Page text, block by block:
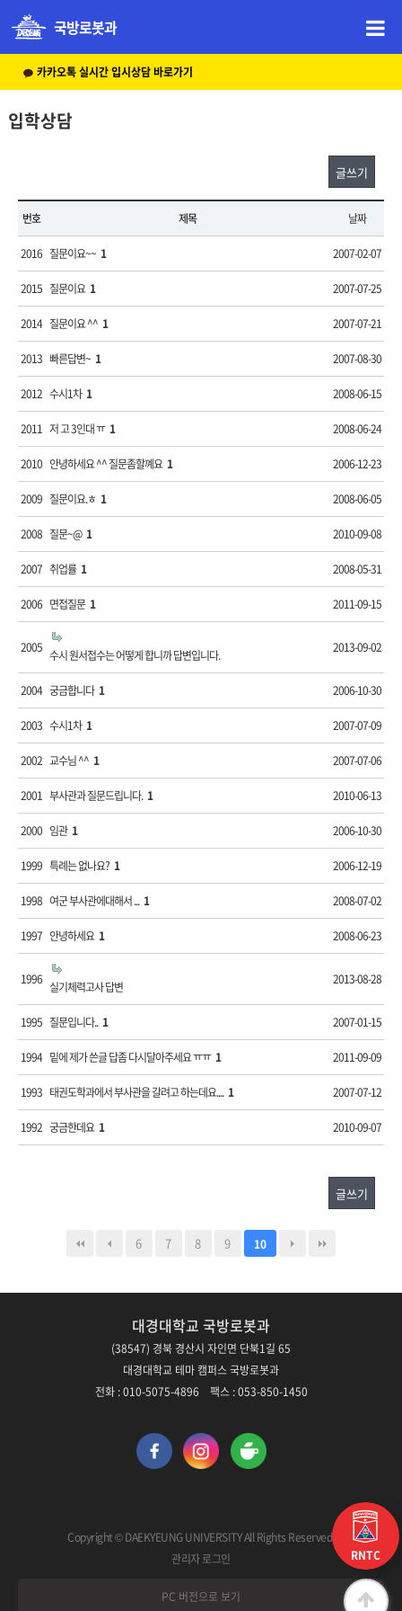
RNTC
국방로봇과
카카오톡 실시간 입시상담 바로가기
입학상담
글쓰기
번호 제목 날짜
2016 질문이요~~ 1 2007-02-07
2015 질문이요 1 2007-07-25
2014 질문이요 ^^ 1 2007-07-21
2013 빠른답변~ 1 2007-08-30
2012 수시1차 1 2008-06-15
2011 저 고 3인대 ㅠ 1 2008-06-24
2010 안녕하세요 ^^ 질문좀할꼐요 1 2006-12-23
2009 질문이요.ㅎ 1 2008-06-05
2008 질문~@ 1 2010-09-08
2007 취업률 1 2008-05-31
2006 면접질문 1 2011-09-15
2005 수시 원서접수는 어떻게 합니까 답변입니다. 2013-09-02
2004 궁금합니다 1 2006-10-30
2003 수시1차 1 2007-07-09
2002 교수님 ^^ 1 2007-07-06
2001 부사관과 질문드립니다. 1 2010-06-13
2000 임관 1 2006-10-30
1999 특례는 없나요? 1 2006-12-19
1998 여군 부사관에대해서 ... 1 2008-07-02
1997 안녕하세요 1 2008-06-23
1996 실기체력고사 답변 2013-08-28
1995 질문입니다.. 1 2007-01-15
1994 밑에 제가 쓴글 답좀 다시달아주세요 ㅠㅠ 1 2011-09-09
1993 태권도학과에서 부사관을 갈려고 하는데요.... 1 2007-07-12
1992 궁금한데요 1 2010-09-07
글쓰기
6 7 8 9 10
대경대학교 국방로봇과
(38547) 경북 경산시 자인면 단북1길 65
대경대학교 테마 캠퍼스 국방로봇과
전화 : 010-5075-4896 팩스 : 053-850-1450
Copyright © DAEKYEUNG UNIVERSITY All Rights Reserved.
관리자 로그인
PC 버전으로 보기